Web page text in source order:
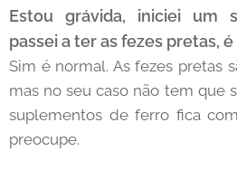
Estou grávida, iniciei um
passei a ter as fezes pretas,
Sim é normal. As fezes pretas
mas no seu caso não tem que
suplementos de ferro fica
preocupe.